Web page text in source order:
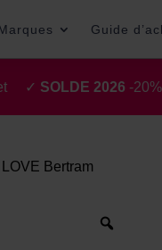
Guide
✓ SOLDE 2026 -
Bertram